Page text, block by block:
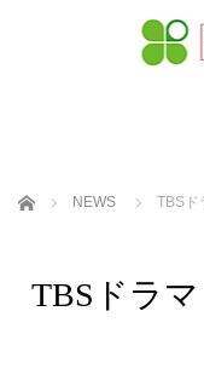
ホーム NEWS TBSド
TBSドラ